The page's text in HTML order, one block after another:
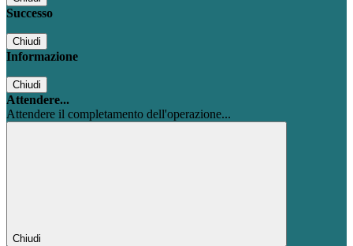
Successo
Chiudi
Informazione
Chiudi
Attendere...
Attendere il completamento dell'operazione...
Chiudi